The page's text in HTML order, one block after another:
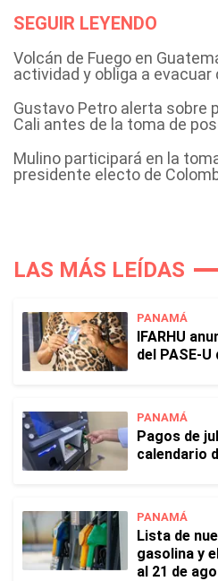
SEGUIR LEYENDO
Volcán de Fuego en
actividad y obliga a evacuar
Gustavo Petro alerta sobre
Cali antes de la toma de
Mulino participará en la
presidente electo de
LAS MÁS LEÍDAS
PANAMÁ
IFARHU
del PASE-
PANAMÁ
Pagos de
calendario
PANAMÁ
Lista de
gasolina y
al 21 de